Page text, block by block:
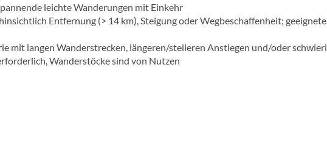
leichte Wanderungen mit Einkehr
Entfernung (> 14 km), Steigung oder Wegbeschaffenheit;
mit langen Wanderstrecken, längeren/steileren Anstiegen und/oder
Wanderstöcke sind von Nutzen